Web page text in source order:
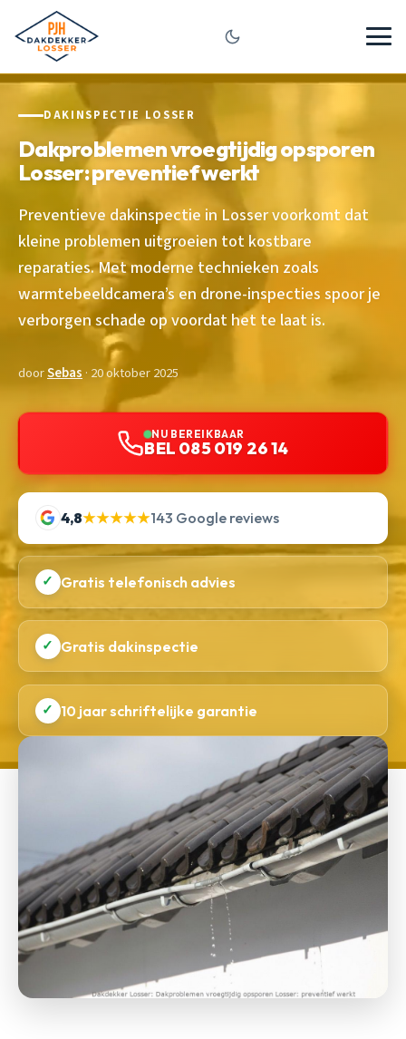
DAKINSPECTIE LOSSER
Dakproblemen vroegtijdig opsporen
Losser: preventief werkt
Preventieve dakinspectie in Losser voorkomt dat
kleine problemen uitgroeien tot kostbare
reparaties. Met moderne technieken zoals
warmtebeeldcamera’s en drone-inspecties spoor je
verborgen schade op voordat het te laat is.
doorSebas · 20 oktober 2025
NU BEREIKBAAR
BEL 085 019 26 14
4,8★★★★★143 Google reviews
✓ Gratis telefonisch advies
✓ Gratis dakinspectie
✓ 10 jaar schriftelijke garantie